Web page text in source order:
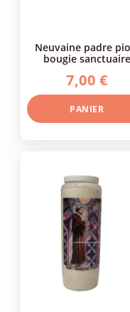
neuvaine padre pio |
bougie sanctuaire
7,00 €
PANIER